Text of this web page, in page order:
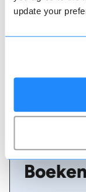
update your
de
onze
Boeken